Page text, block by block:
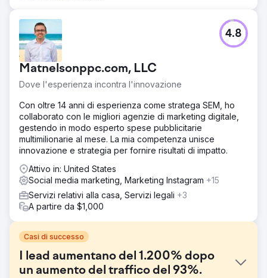
Matnelsonppc.com, LLC
Dove l'esperienza incontra l'innovazione
4.8
Con oltre 14 anni di esperienza come stratega SEM, ho
collaborato con le migliori agenzie di marketing digitale,
gestendo in modo esperto spese pubblicitarie
multimilionarie al mese. La mia competenza unisce
innovazione e strategia per fornire risultati di impatto.
Attivo in: United States
Social media marketing, Marketing Instagram +15
Servizi relativi alla casa, Servizi legali +3
A partire da $1,000
Casi di successo
I lead aumentano del 1.200% dopo
un aumento del traffico del 93%.